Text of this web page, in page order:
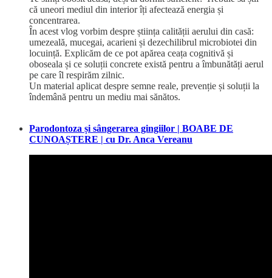
că uneori mediul din interior îți afectează energia și
concentrarea.
În acest vlog vorbim despre știința calității aerului din casă:
umezeală, mucegai, acarieni și dezechilibrul microbiotei din
locuință. Explicăm de ce pot apărea ceața cognitivă și
oboseala și ce soluții concrete există pentru a îmbunătăți aerul
pe care îl respirăm zilnic.
Un material aplicat despre semne reale, prevenție și soluții la
îndemână pentru un mediu mai sănătos.
Parodontoza și sângerarea gingiilor | BOABE DE
CUNOAȘTERE | cu Dr. Anca Vereanu